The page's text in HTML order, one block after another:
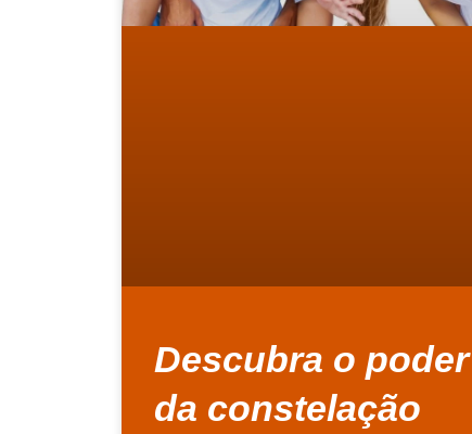
Descubra o poder
da constelação